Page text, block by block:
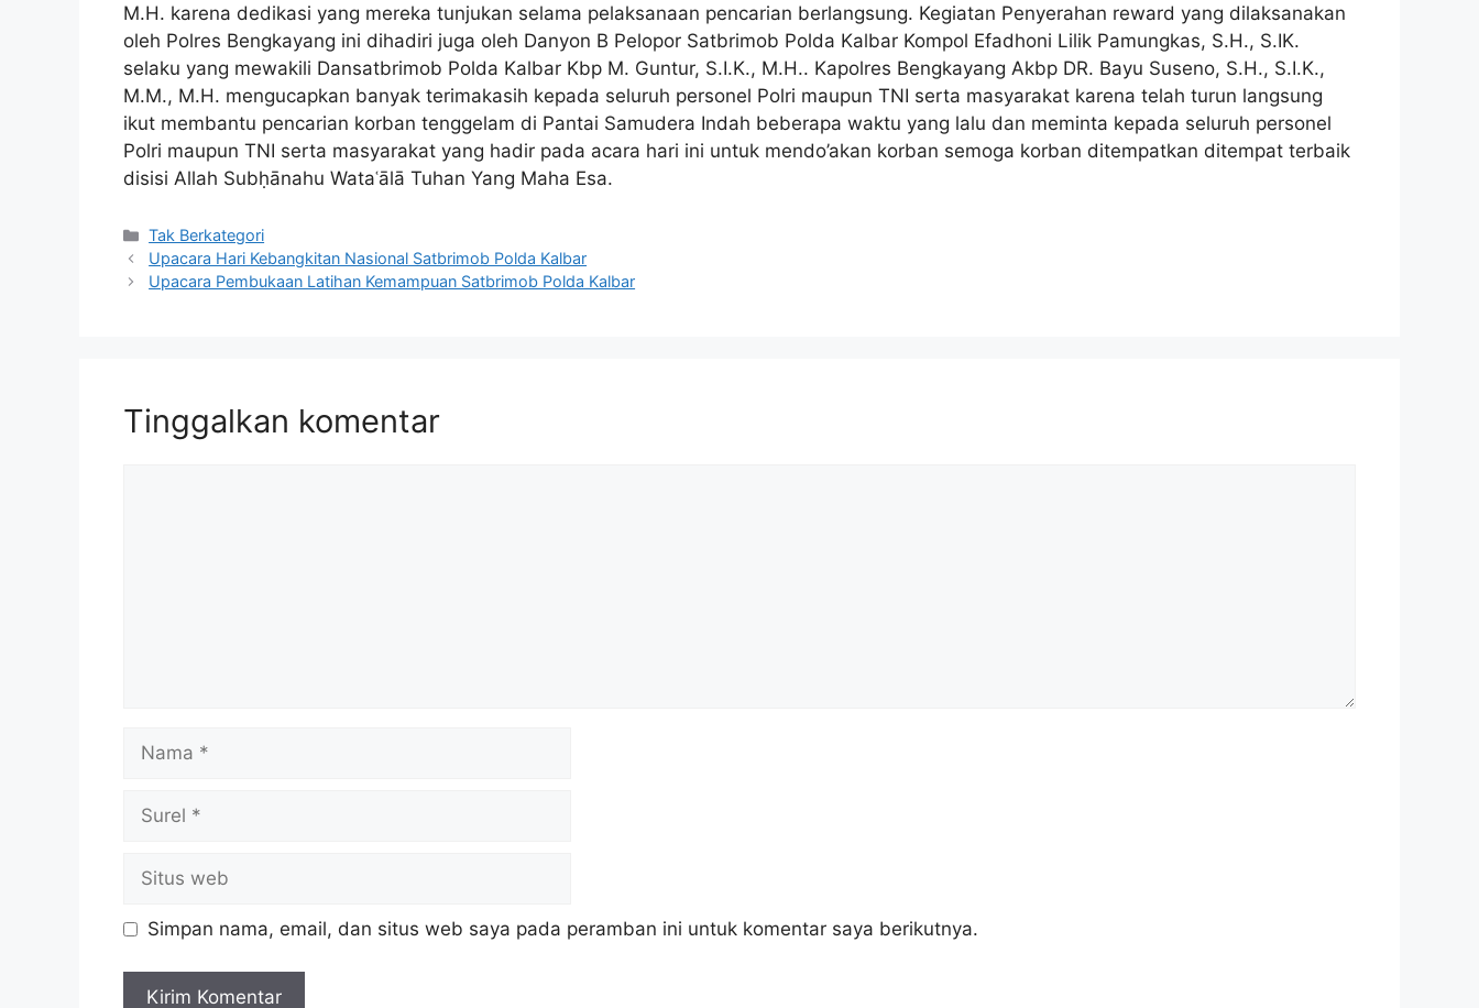
M.H. karena dedikasi yang mereka tunjukan selama pelaksanaan pencarian berlangsung. Kegiatan Penyerahan reward yang dilaksanakan
oleh Polres Bengkayang ini dihadiri juga oleh Danyon B Pelopor Satbrimob Polda Kalbar Kompol Efadhoni Lilik Pamungkas, S.H., S.IK.
selaku yang mewakili Dansatbrimob Polda Kalbar Kbp M. Guntur, S.I.K., M.H.. Kapolres Bengkayang Akbp DR. Bayu Suseno, S.H., S.I.K.,
M.M., M.H. mengucapkan banyak terimakasih kepada seluruh personel Polri maupun TNI serta masyarakat karena telah turun langsung
ikut membantu pencarian korban tenggelam di Pantai Samudera Indah beberapa waktu yang lalu dan meminta kepada seluruh personel
Polri maupun TNI serta masyarakat yang hadir pada acara hari ini untuk mendo’akan korban semoga korban ditempatkan ditempat terbaik
disisi Allah Subḥānahu Wataʿālā Tuhan Yang Maha Esa.
Kategori
Tak Berkategori
Upacara Hari Kebangkitan Nasional Satbrimob Polda Kalbar
Upacara Pembukaan Latihan Kemampuan Satbrimob Polda Kalbar
Tinggalkan komentar
Nama
Surel
Situs
web
Simpan nama, email, dan situs web saya pada peramban ini untuk komentar saya berikutnya.